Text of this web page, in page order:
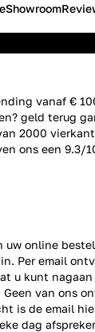
vanaf €
geld terug
2000
ons een 9.3/
Showroom
uw online
Per email
u kunt
van ons
is de email
dag